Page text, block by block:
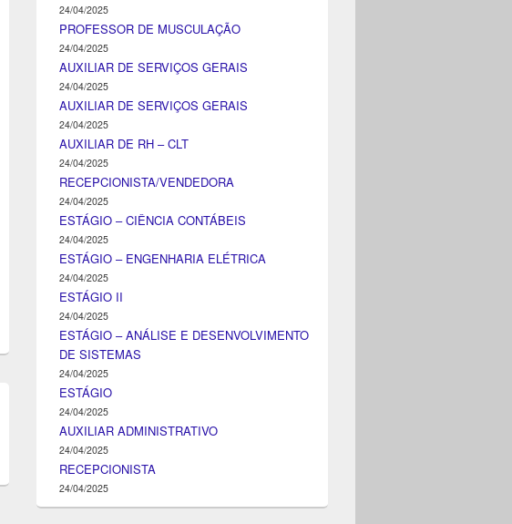
24/04/2025
PROFESSOR DE MUSCULAÇÃO
24/04/2025
AUXILIAR DE SERVIÇOS GERAIS
24/04/2025
AUXILIAR DE SERVIÇOS GERAIS
24/04/2025
AUXILIAR DE RH – CLT
24/04/2025
RECEPCIONISTA/VENDEDORA
24/04/2025
ESTÁGIO – CIÊNCIA CONTÁBEIS
24/04/2025
ESTÁGIO – ENGENHARIA ELÉTRICA
24/04/2025
ESTÁGIO II
24/04/2025
ESTÁGIO – ANÁLISE E DESENVOLVIMENTO
DE SISTEMAS
24/04/2025
ESTÁGIO
24/04/2025
AUXILIAR ADMINISTRATIVO
24/04/2025
RECEPCIONISTA
24/04/2025